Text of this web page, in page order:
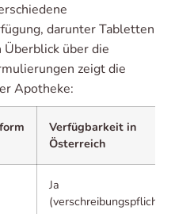
darunter Tabletten
Überblick über die
zeigt die
Apotheke:
Verfügbarkeit in
Österreich
Ja
(verschreibungspflichtig)